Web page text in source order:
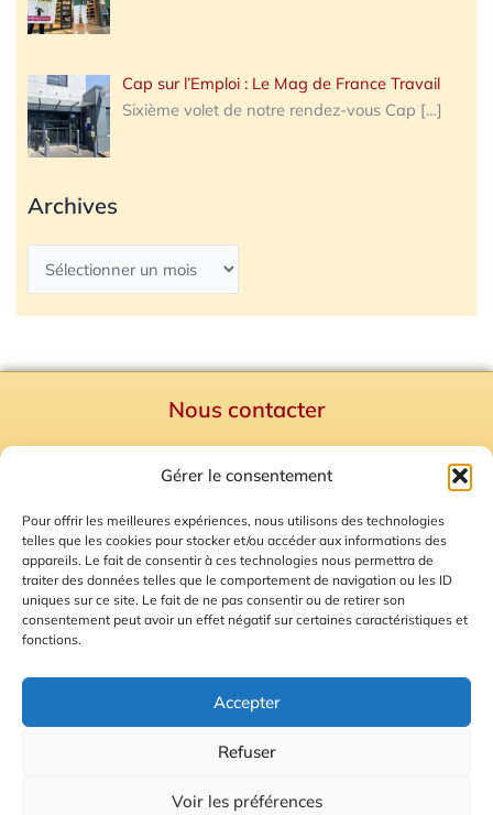
Gérer le consentement
Pour offrir les meilleures expériences, nous utilisons des technologies
telles que les cookies pour stocker et/ou accéder aux informations des
appareils. Le fait de consentir à ces technologies nous permettra de
traiter des données telles que le comportement de navigation ou les ID
uniques sur ce site. Le fait de ne pas consentir ou de retirer son
consentement peut avoir un effet négatif sur certaines caractéristiques et
fonctions.
Accepter
Refuser
Voir les préférences
Cap sur l’Emploi : Le Mag de France Travail
Sixième volet de notre rendez-vous Cap […]
Archives
Nous contacter
Mentions Légales
Plan du site
Gestion des Cookies
© 2026 Radio Calade